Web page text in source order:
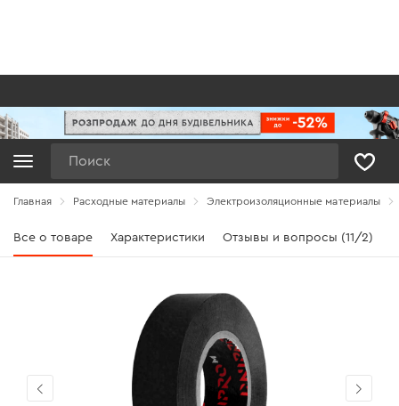
Главная Расходные материалы Электроизоляционные материалы
Все о товаре Характеристики Отзывы и вопросы (11/2)